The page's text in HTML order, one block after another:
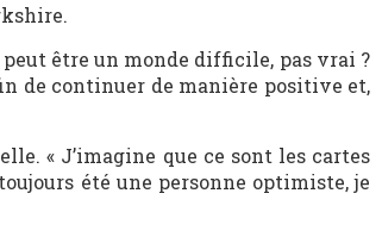
être un monde difficile, pas vrai ?
de continuer de manière positive et,
« J’imagine que ce sont les cartes
été une personne optimiste, je